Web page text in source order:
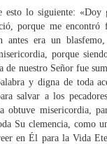
esto lo siguiente: «Doy
porque me encontró
antes era un
porque
nuestro Señor fue
y digna de toda
salvar a los
obtuve misericordia,
Su clemencia, como
en Él para la Vida